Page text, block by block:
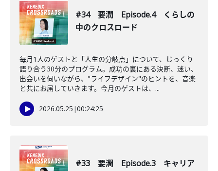
#34 要潤 Episode.4 くらしの
中のクロスロード
毎月1人のゲストと「人生の分岐点」について、じっくり
語り合う30分のプログラム。成功の裏にある決断、迷い、
出会いを伺いながら、"ライフデザイン"のヒントを、音楽
と共にお届していきます。今月のゲストは、...
2026.05.25 |00:24:25
#33 要潤 Episode.3 キャリア